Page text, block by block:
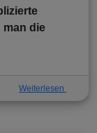
man die
Weiterlesen